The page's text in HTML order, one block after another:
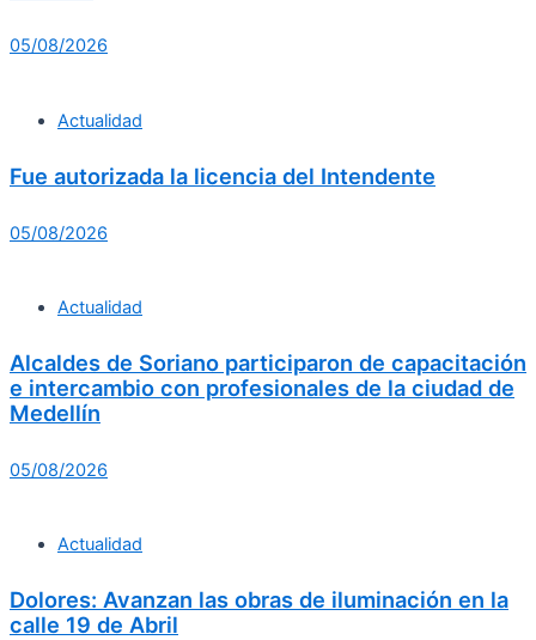
05/08/2026
Actualidad
Fue autorizada la licencia del Intendente
05/08/2026
Actualidad
Alcaldes de Soriano participaron de capacitación
e intercambio con profesionales de la ciudad de
Medellín
05/08/2026
Actualidad
Dolores: Avanzan las obras de iluminación en la
calle 19 de Abril